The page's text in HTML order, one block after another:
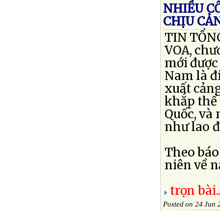
NHIỀU
CHỊU
TIN
VOA,
mới
Nam là
xuất
khắp
Quốc,
như lao
Theo
niên về
trọn
Posted on 24 Jun